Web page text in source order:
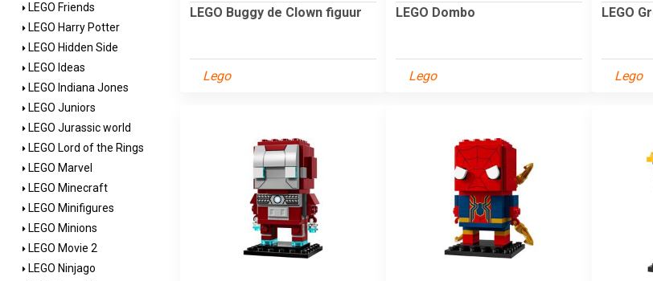
LEGO Friends
LEGO Harry Potter
LEGO Hidden Side
LEGO Ideas
LEGO Indiana Jones
LEGO Juniors
LEGO Jurassic world
LEGO Lord of the Rings
LEGO Marvel
LEGO Minecraft
LEGO Minifigures
LEGO Minions
LEGO Movie 2
LEGO Ninjago
LEGO Buggy de Clown figuur
Lego
LEGO Dombo
Lego
LEGO
Lego